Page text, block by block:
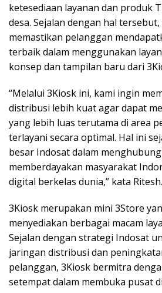
ketesediaan layanan dan produk
desa. Sejalan dengan hal
memastikan pelanggan
terbaik dalam menggunakan
konsep dan tampilan baru dari
“Melalui 3Kiosk ini, kami ingin
distribusi lebih kuat agar dapat
yang lebih luas terutama di area
terlayani secara optimal. Hal ini
besar Indosat dalam
memberdayakan masyarakat
digital berkelas dunia,” kata Ritesh.
3Kiosk merupakan mini 3Store
menyediakan berbagai macam
Sejalan dengan strategi Indosat
jaringan distribusi dan
pelanggan, 3Kiosk bermitra
setempat dalam membuka pusat